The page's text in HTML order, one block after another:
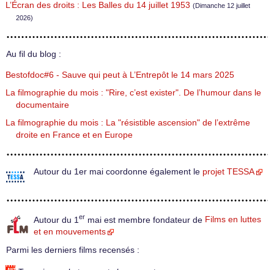
L’Écran des droits : Les Balles du 14 juillet 1953 (Dimanche 12 juillet
2026)
Au fil du blog :
Bestofdoc#6 - Sauve qui peut à L’Entrepôt le 14 mars 2025
La filmographie du mois : "Rire, c’est exister". De l’humour dans le
documentaire
La filmographie du mois : La "résistible ascension" de l’extrême
droite en France et en Europe
Autour du 1er mai coordonne également le projet TESSA
Autour du 1 er mai est membre fondateur de Films en luttes
et en mouvements
Parmi les derniers films recensés :